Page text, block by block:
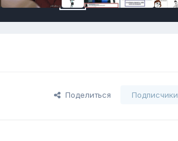
Поделиться Подписчики